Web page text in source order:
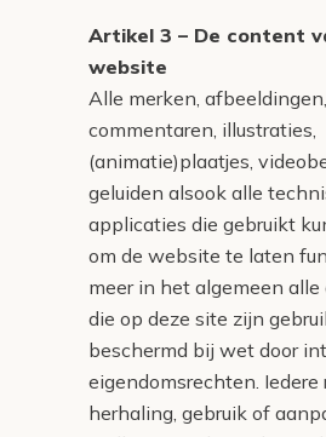
Artikel 3 – De content
website
Alle merken,
commentaren, illustraties,
(animatie)plaatjes,
geluiden alsook alle
applicaties die gebruikt
om de website te laten
meer in het algemeen alle
die op deze site zijn
beschermd bij wet door
eigendomsrechten. Iedere
herhaling, gebruik of